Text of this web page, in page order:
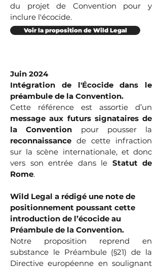
du projet de Convention pour y
inclure l'écocide.
Voir la proposition de Wild Legal
Juin 2024
Intégration de l'Écocide dans le
préambule de la Convention.
Cette référence est assortie d’un
message aux futurs signataires de
la Convention pour pousser la
reconnaissance de cette infraction
sur la scène internationale, et donc
vers son entrée dans le Statut de
Rome.
Wild Legal a rédigé une note de
positionnement poussant cette
introduction de l’écocide au
Préambule de la Convention.
Notre proposition reprend en
substance le Préambule (§21) de la
Directive européenne en soulignant